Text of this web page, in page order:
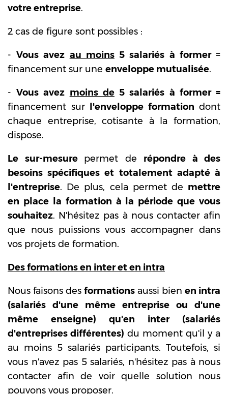
votre entreprise.
2 cas de figure sont possibles :
-Vous avez au moins5 salariés à former=
financement sur une enveloppe mutualisée.
-Vous avez moins de5 salariés à former =
financement sur
l'enveloppe formation dont
chaque entreprise, cotisante à la formation,
dispose.
Le sur-mesure permet de répondre à des
besoins spécifiques et totalement adapté à
l'entreprise. De plus, cela permet de mettre
en place la formation à la période que vous
souhaitez. N'hésitez pas à nous contacter afin
que nous puissions vous accompagner dans
vos projets de formation.
Des formations en inter et en intra
Nous faisons des formations aussi bien en intra
(salariés d'une même entreprise ou d'une
même enseigne) qu'en inter (salariés
d'entreprises différentes) du moment qu'il y a
au moins 5 salariés participants. Toutefois, si
vous n'avez pas 5 salariés, n'hésitez pas à nous
contacter afin de voir quelle solution nous
pouvons vous proposer.